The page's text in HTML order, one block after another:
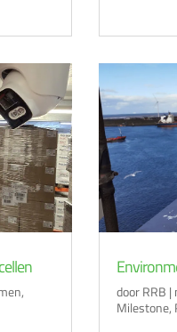
,
doorRRB |
Milestone,